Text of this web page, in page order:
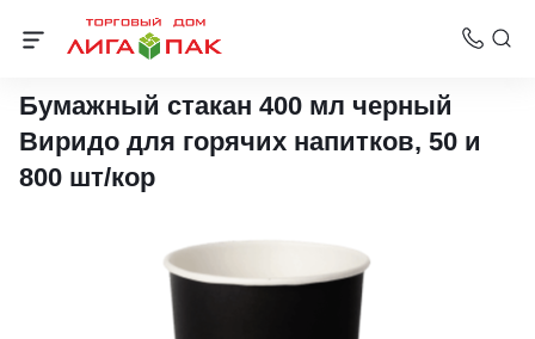
Бумажные стаканчики для горячих напитков (300-400 мл)
Бумажный стакан 400 мл черный
Виридо для горячих напитков, 50 и
800 шт/кор